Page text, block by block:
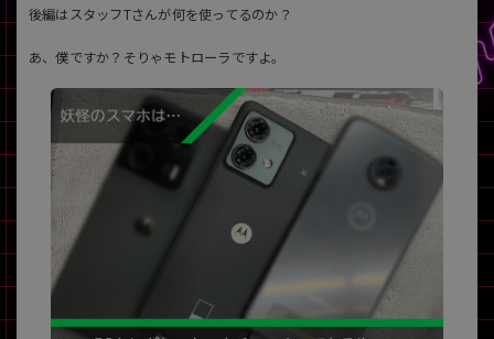
後編はスタッフTさんが何を使ってるのか？
あ、僕ですか？そりゃモトローラですよ。
ランク
「新品」「未使用」「中古」など
CPUの絞り込み
OSの絞り込み
容量